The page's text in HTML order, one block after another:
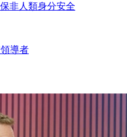
非人類身分安全
導者